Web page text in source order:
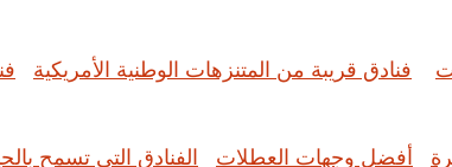
فنادق قريبة من المتنزهات الوطنية الأمريكية
أفضل وجهات العطلات الفنادق التي تسمح